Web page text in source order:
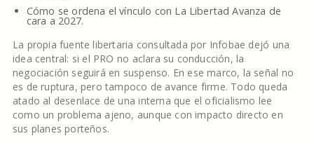
Cómo se ordena el vínculo con La Libertad Avanza de
cara a 2027.
La propia fuente libertaria consultada por Infobae dejó una
idea central: si el PRO no aclara su conducción, la
negociación seguirá en suspenso. En ese marco, la señal no
es de ruptura, pero tampoco de avance firme. Todo queda
atado al desenlace de una interna que el oficialismo lee
como un problema ajeno, aunque con impacto directo en
sus planes porteños.